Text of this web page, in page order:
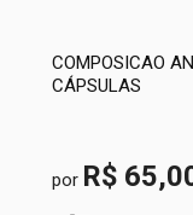
COMPOSICAO
CÁPSULAS
por R$